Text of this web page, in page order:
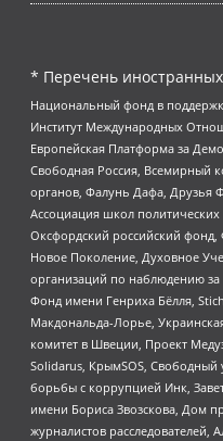
* Перечень
Национальный фонд в
Институт Международных
Европейская Платформа за
Свободная Россия, Всемирный
органов, Фалунь Дафа, Друзья
Ассоциация школ
Оксфордский российский фонд,
Новое Поколение, Духовное
организаций по наблюдению
Фонд имени Генриха Бёлля,
Макдональда-Лорье,
комитет в Швеции, Проект
Solidarus, КрымSOS, Свободный
борьбы с коррупцией Инк,
имени Бориса Звозскова, Дом
журналистов